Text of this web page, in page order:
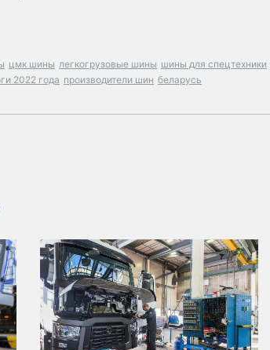
цмк шины легкогрузовые шины шины для спецтехники
2022 года производители шин беларусь